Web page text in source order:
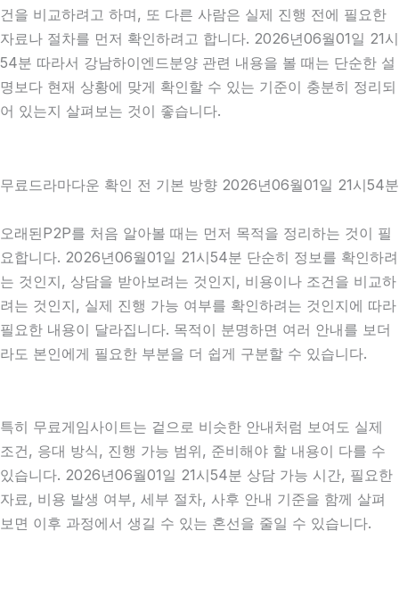
건을 비교하려고 하며, 또 다른 사람은 실제 진행 전에 필요한
자료나 절차를 먼저 확인하려고 합니다. 2026년06월01일 21시
54분 따라서 강남하이엔드분양 관련 내용을 볼 때는 단순한 설
명보다 현재 상황에 맞게 확인할 수 있는 기준이 충분히 정리되
어 있는지 살펴보는 것이 좋습니다.
무료드라마다운 확인 전 기본 방향 2026년06월01일 21시54분
오래된P2P를 처음 알아볼 때는 먼저 목적을 정리하는 것이 필
요합니다. 2026년06월01일 21시54분 단순히 정보를 확인하려
는 것인지, 상담을 받아보려는 것인지, 비용이나 조건을 비교하
려는 것인지, 실제 진행 가능 여부를 확인하려는 것인지에 따라
필요한 내용이 달라집니다. 목적이 분명하면 여러 안내를 보더
라도 본인에게 필요한 부분을 더 쉽게 구분할 수 있습니다.
특히 무료게임사이트는 겉으로 비슷한 안내처럼 보여도 실제
조건, 응대 방식, 진행 가능 범위, 준비해야 할 내용이 다를 수
있습니다. 2026년06월01일 21시54분 상담 가능 시간, 필요한
자료, 비용 발생 여부, 세부 절차, 사후 안내 기준을 함께 살펴
보면 이후 과정에서 생길 수 있는 혼선을 줄일 수 있습니다.